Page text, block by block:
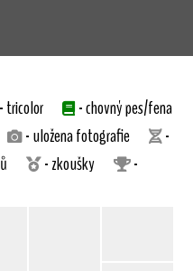
tricolor
- chovný pes/fena
- uložena fotografie
-
- zkoušky
-